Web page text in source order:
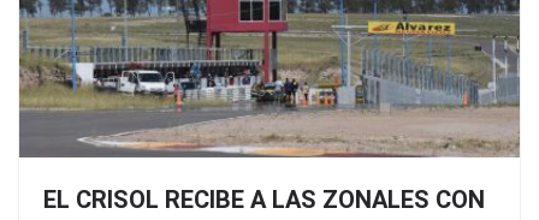
EL CRISOL RECIBE A LAS ZONALES CON